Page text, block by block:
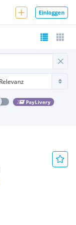
Einloggen
PayLivery